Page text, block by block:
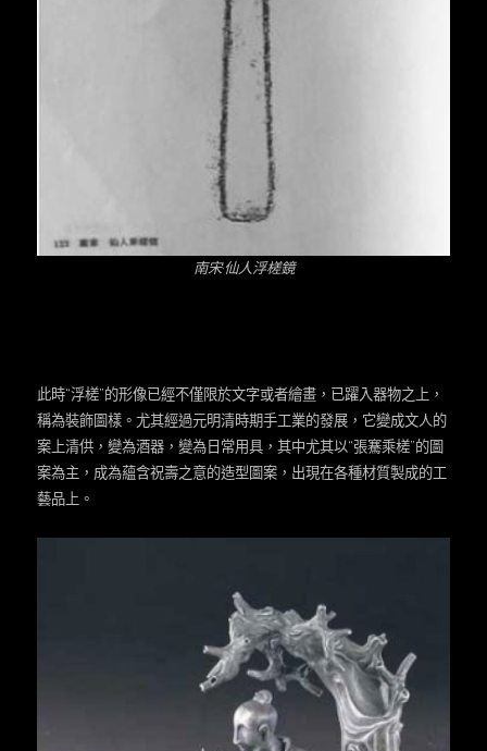
南宋·仙人浮槎鏡
此時“浮槎”的形像已經不僅限於文字或者繪畫，已躍入器物之上，
稱為裝飾圖樣。尤其經過元明清時期手工業的發展，它變成文人的
案上清供，變為酒器，變為日常用具，其中尤其以“張騫乘槎”的圖
案為主，成為蘊含祝壽之意的造型圖案，出現在各種材質製成的工
藝品上。